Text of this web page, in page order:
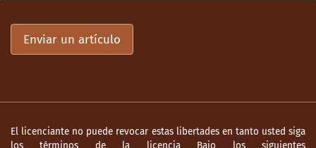
Enviar un artículo
El licenciante no puede revocar estas libertades en tanto usted siga
los términos de la licencia Bajo los siguientes